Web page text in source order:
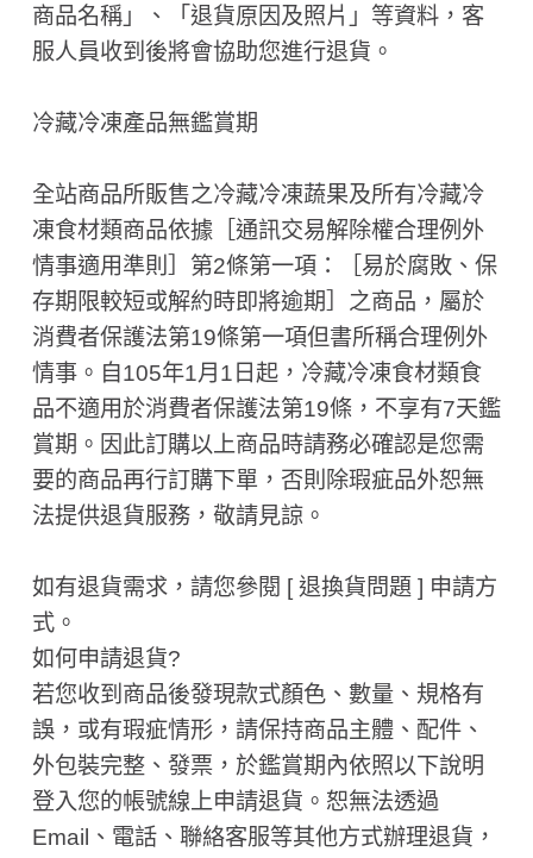
商品名稱」、「退貨原因及照片」等資料，客
服人員收到後將會協助您進行退貨。
冷藏冷凍產品無鑑賞期
全站商品所販售之冷藏冷凍蔬果及所有冷藏冷
凍食材類商品依據［通訊交易解除權合理例外
情事適用準則］第2條第一項：［易於腐敗、保
存期限較短或解約時即將逾期］之商品，屬於
消費者保護法第19條第一項但書所稱合理例外
情事。自105年1月1日起，冷藏冷凍食材類食
品不適用於消費者保護法第19條，不享有7天鑑
賞期。因此訂購以上商品時請務必確認是您需
要的商品再行訂購下單，否則除瑕疵品外恕無
法提供退貨服務，敬請見諒。
如有退貨需求，請您參閱 [ 退換貨問題 ] 申請方
式。
如何申請退貨?
若您收到商品後發現款式顏色、數量、規格有
誤，或有瑕疵情形，請保持商品主體、配件、
外包裝完整、發票，於鑑賞期內依照以下說明
登入您的帳號線上申請退貨。恕無法透過
Email、電話、聯絡客服等其他方式辦理退貨，